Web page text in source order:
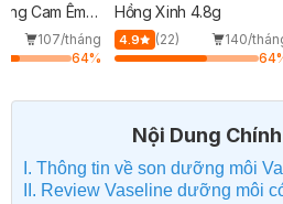
Cam Êm
107/tháng
64%
Hồng Xinh 4.8g
4.9 (22)
140/
64
Nội Dung
I. Thông tin về son dưỡng môi
II. Review Vaseline dưỡng môi